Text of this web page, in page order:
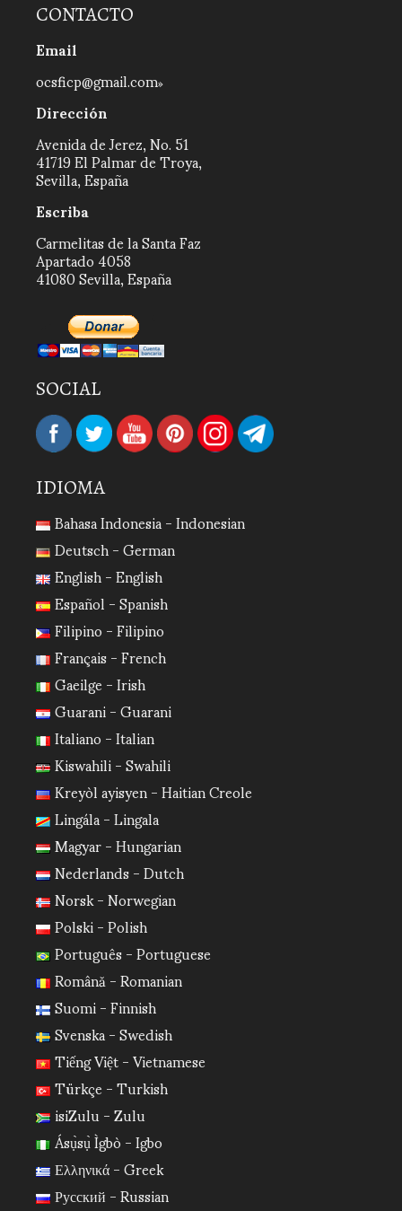
CONTACTO
Email
ocsficp@gmail.com
Dirección
Avenida de Jerez, No. 51
41719 El Palmar de Troya,
Sevilla, España
Escriba
Carmelitas de la Santa Faz
Apartado 4058
41080 Sevilla, España
SOCIAL
IDIOMA
Bahasa Indonesia - Indonesian
Deutsch - German
English - English
Español - Spanish
Filipino - Filipino
Français - French
Gaeilge - Irish
Guarani - Guarani
Italiano - Italian
Kiswahili - Swahili
Kreyòl ayisyen - Haitian Creole
Lingála - Lingala
Magyar - Hungarian
Nederlands - Dutch
Norsk - Norwegian
Polski - Polish
Português - Portuguese
Română - Romanian
Suomi - Finnish
Svenska - Swedish
Tiếng Việt - Vietnamese
Türkçe - Turkish
isiZulu - Zulu
Ásụ̀sụ̀ Ìgbò - Igbo
Ελληνικά - Greek
Русский - Russian